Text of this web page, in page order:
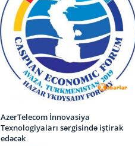
AzerTelecom İnnovasiya
Texnologiyaları sərgisində iştirak
edəcək